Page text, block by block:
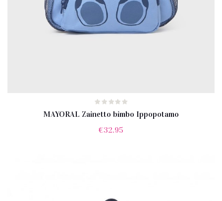
MAYORAL Zainetto bimbo Ippopotamo
€32.95